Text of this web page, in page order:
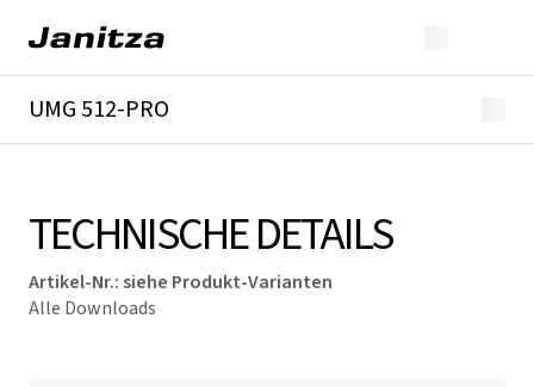
UMG 512-PRO
TECHNISCHE DETAILS
Artikel-Nr.:siehe Produkt-Varianten
Alle Downloads